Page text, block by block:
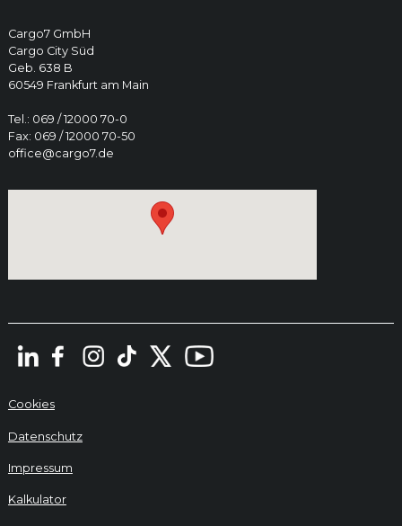
Cargo7 GmbH
Cargo City Süd
Geb. 638 B
60549 Frankfurt am Main
Tel.: 069 / 12000 70-0
Fax: 069 / 12000 70-50
office@cargo7.de
Cookies
Datenschutz
Impressum
Kalkulator